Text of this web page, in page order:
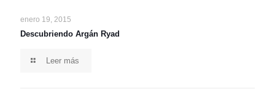
enero 19, 2015
Descubriendo Argán Ryad
Leer más